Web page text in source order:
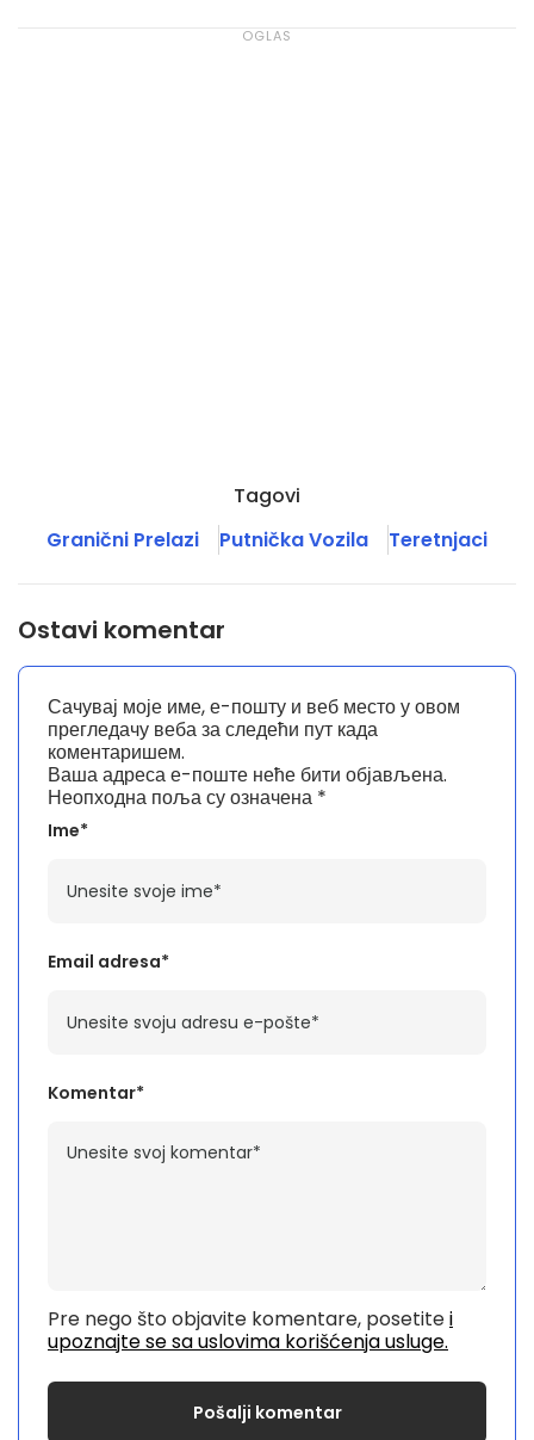
Tagovi
Granični Prelazi
Putnička Vozila Teretnjaci
Ostavi komentar
Ваша адреса е-поште неће бити објављена.
Неопходна поља су означена *
Komentar*
Pre nego što objavite komentare, posetitei
upoznajte se sa uslovima korišćenja usluge.
Ime*
Email adresa*
Сачувај моје име, е-пошту и веб место у овом
прегледачу веба за следећи пут када
коментаришем.